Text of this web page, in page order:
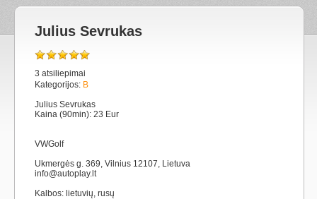
Julius Sevrukas
3 atsiliepimai
Kategorijos: B
Julius Sevrukas
Kaina (90min): 23 Eur
VWGolf
Ukmergės g. 369, Vilnius 12107, Lietuva
info@autoplay.lt
Kalbos: lietuvių, rusų